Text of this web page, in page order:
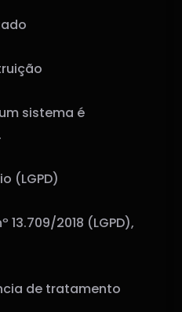
sistema é
(LGPD)
13.709/2018 (LGPD),
de tratamento